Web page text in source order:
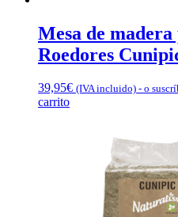
Mesa de
Roedores
39,95€ (IVA incluido) - o
carrito